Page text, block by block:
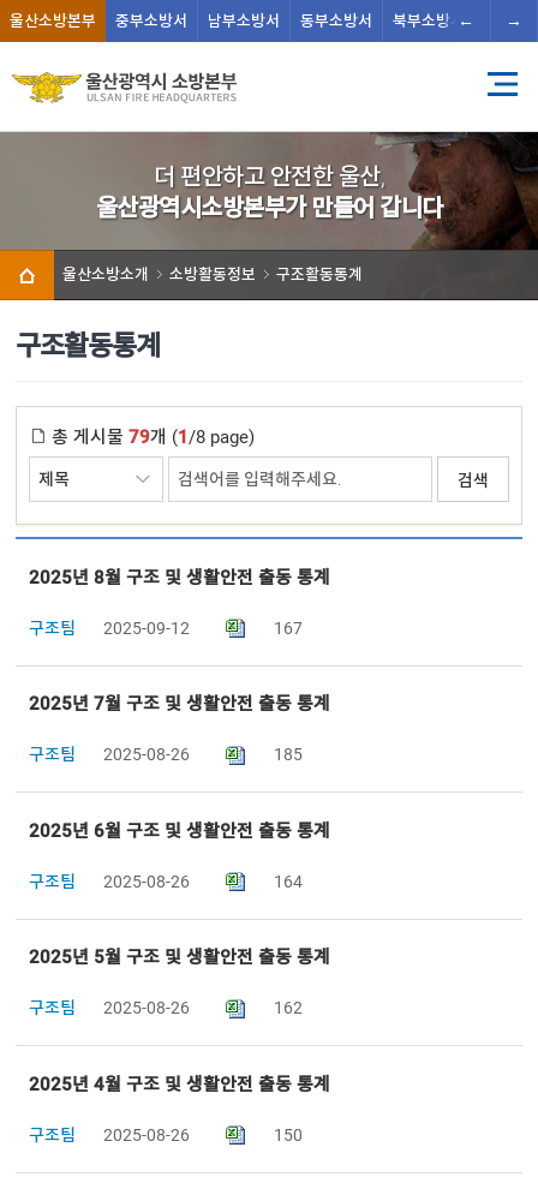
←
울산소방본부 중부소방서 남부소방서 동부소방서 북부소방서 남울주
→
더 편안하고 안전한 울산,
울산광역시소방본부가 만들어 갑니다
울산소방소개 소방활동정보 구조활동통계
구조활동통계
총 게시물79개 (1/8 page)
검색
2025년 8월 구조 및 생활안전 출동 통계
구조팀 2025-09-12 167
2025년 7월 구조 및 생활안전 출동 통계
구조팀 2025-08-26 185
2025년 6월 구조 및 생활안전 출동 통계
구조팀 2025-08-26 164
2025년 5월 구조 및 생활안전 출동 통계
구조팀 2025-08-26 162
2025년 4월 구조 및 생활안전 출동 통계
구조팀 2025-08-26 150